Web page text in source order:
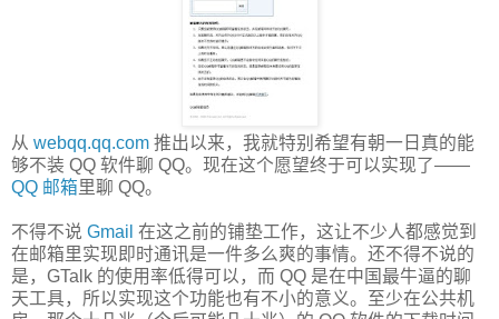
从 webqq.qq.com 推出以来，我就特别希望有朝一日真的能
够不装 QQ 软件聊 QQ。现在这个愿望终于可以实现了——
QQ 邮箱里聊 QQ。
不得不说 Gmail 在这之前的铺垫工作，这让不少人都感觉到
在邮箱里实现即时通讯是一件多么爽的事情。还不得不说的
是，GTalk 的使用率低得可以，而 QQ 是在中国最牛逼的聊
天工具，所以实现这个功能也有不小的意义。至少在公共机